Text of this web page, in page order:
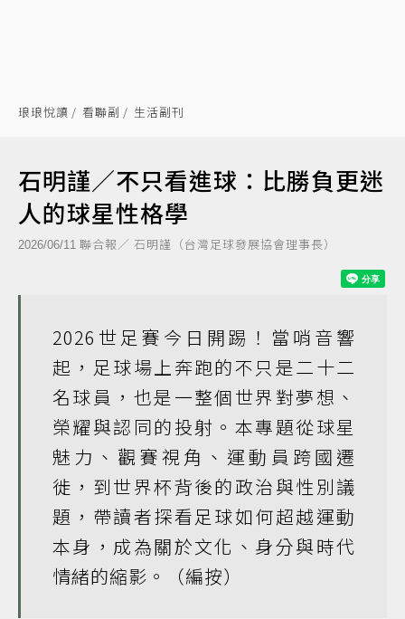
琅琅悅讀 看聯副 生活副刊
石明謹／不只看進球：比勝負更迷
人的球星性格學
2026/06/11 聯合報／ 石明謹（台灣足球發展協會理事長）
2026世足賽今日開踢！當哨音響
起，足球場上奔跑的不只是二十二
名球員，也是一整個世界對夢想、
榮耀與認同的投射。本專題從球星
魅力、觀賽視角、運動員跨國遷
徙，到世界杯背後的政治與性別議
題，帶讀者探看足球如何超越運動
本身，成為關於文化、身分與時代
情緒的縮影。（編按）